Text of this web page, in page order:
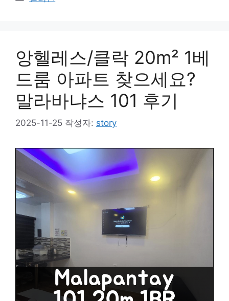
앙헬레스/클락 20m² 1베
드룸 아파트 찾으세요?
말라바냐스 101 후기
2025-11-25 작성자: story